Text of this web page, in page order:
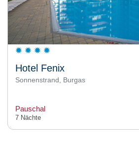
Hotel Fenix
Sonnenstrand, Burgas
Pauschal
7 Nächte